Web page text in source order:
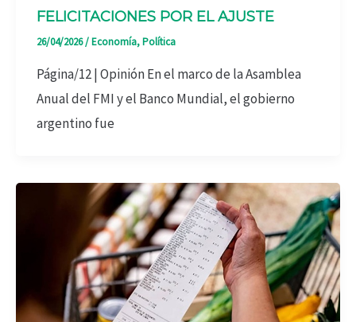
FELICITACIONES POR EL AJUSTE
26/04/2026/Economía,Política
Página/12 | Opinión En el marco de la Asamblea
Anual del FMI y el Banco Mundial, el gobierno
argentino fue